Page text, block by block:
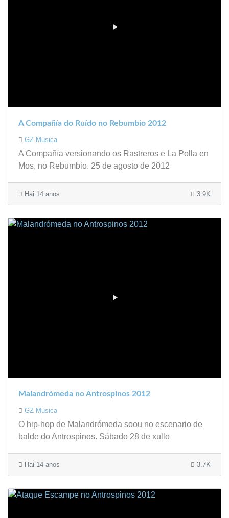
A Compañía do Ruído no Rebumbio 2012
GZ Música
A Compañía versionando os Rastreros e La Polla en
Mos, no Rebumbio. 25 de agosto de 2012
Hai 14 anos 3.9K
Malandrómeda no Antrospinos 2012
GZ Música
O hip-hop de Malandrómeda soou no escenario de
balde do Antrospinos. Sábado 28 de xullo
Hai 14 anos 3.7K